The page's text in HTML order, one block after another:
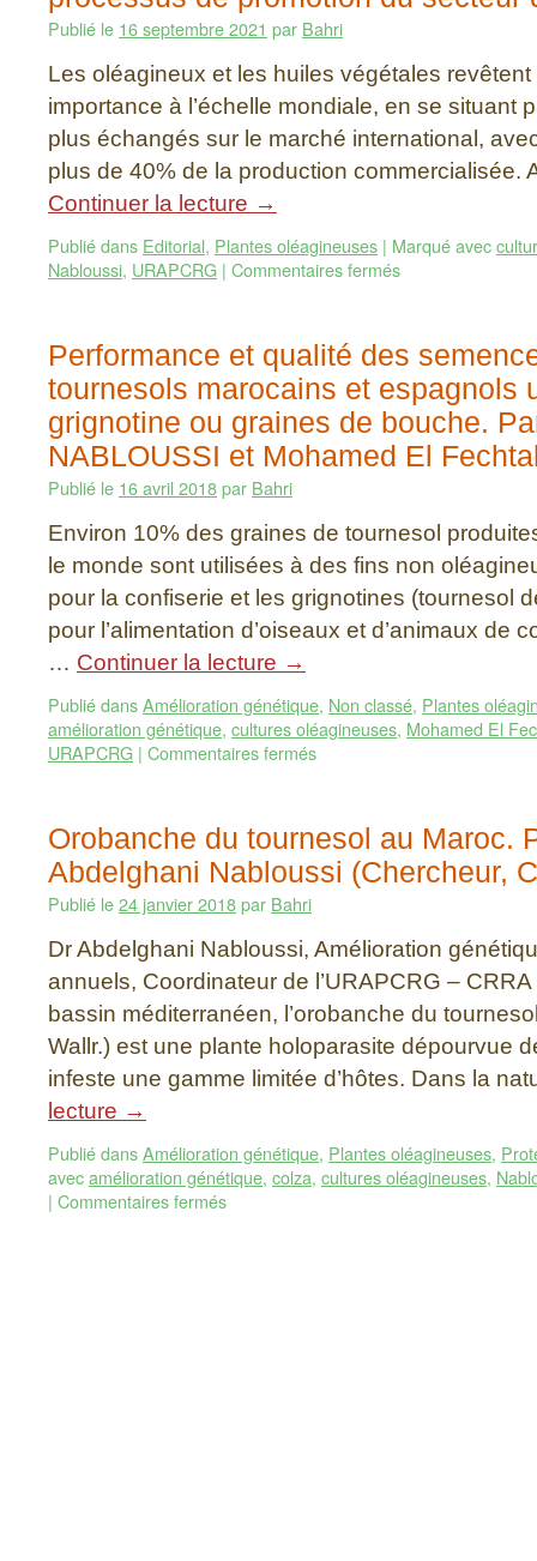
Publié le 16 septembre 2021 par Bahri
Les oléagineux et les huiles végétales
importance à l’échelle mondiale, en se situant
plus échangés sur le marché international,
plus de 40% de la production commercialisée.
Continuer la lecture →
Publié dans Editorial, Plantes oléagineuses | Marqué avec
Nabloussi, URAPCRG | Commentaires fermés
Performance et qualité des
tournesols marocains et espagnols
grignotine ou graines de bouche.
NABLOUSSI et Mohamed El
Publié le 16 avril 2018par Bahri
Environ 10% des graines de tournesol
le monde sont utilisées à des fins non
pour la confiserie et les grignotines (tournesol
pour l’alimentation d’oiseaux et d’animaux de
… Continuer la lecture →
Publié dansAmélioration génétique, Non classé, Plantes
amélioration génétique, cultures oléagineuses, Mohamed El
URAPCRG | Commentaires fermés
Orobanche du tournesol au Maroc.
Abdelghani Nabloussi (Chercheur,
Publié le24 janvier 2018par Bahri
Dr Abdelghani Nabloussi, Amélioration
annuels, Coordinateur de l’URAPCRG –
bassin méditerranéen, l’orobanche du
Wallr.) est une plante holoparasite dépourvue
infeste une gamme limitée d’hôtes. Dans la
lecture →
Publié dansAmélioration génétique, Plantes oléagineuses,
avecamélioration génétique, colza, cultures oléagineuses,
| Commentaires fermés